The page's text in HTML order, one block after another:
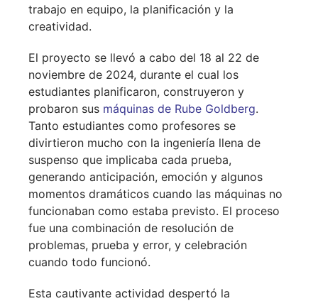
trabajo en equipo, la planificación y la
creatividad.
El proyecto se llevó a cabo del 18 al 22 de
noviembre de 2024, durante el cual los
estudiantes planificaron, construyeron y
probaron sus máquinas de Rube Goldberg.
Tanto estudiantes como profesores se
divirtieron mucho con la ingeniería llena de
suspenso que implicaba cada prueba,
generando anticipación, emoción y algunos
momentos dramáticos cuando las máquinas no
funcionaban como estaba previsto. El proceso
fue una combinación de resolución de
problemas, prueba y error, y celebración
cuando todo funcionó.
Esta cautivante actividad despertó la